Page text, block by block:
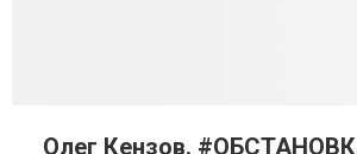
Олег Кензов.